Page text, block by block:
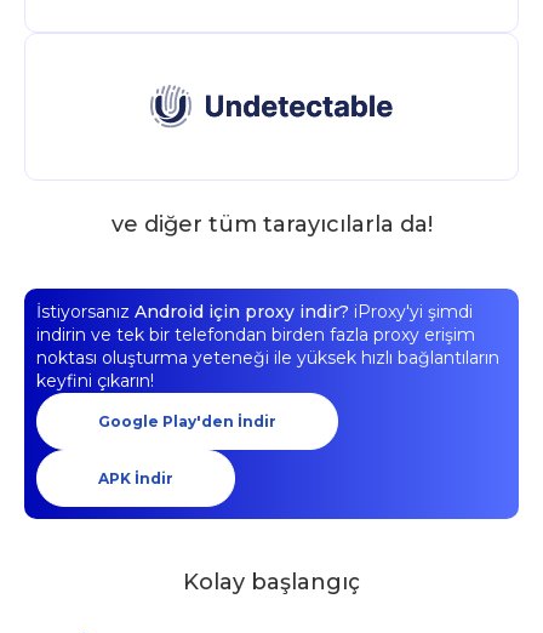
ve diğer tüm tarayıcılarla da!
İstiyorsanız Android için proxy indir? iProxy'yi şimdi
indirin ve tek bir telefondan birden fazla proxy erişim
noktası oluşturma yeteneği ile yüksek hızlı bağlantıların
keyfini çıkarın!
Google Play'den İndir
APK İndir
Kolay başlangıç